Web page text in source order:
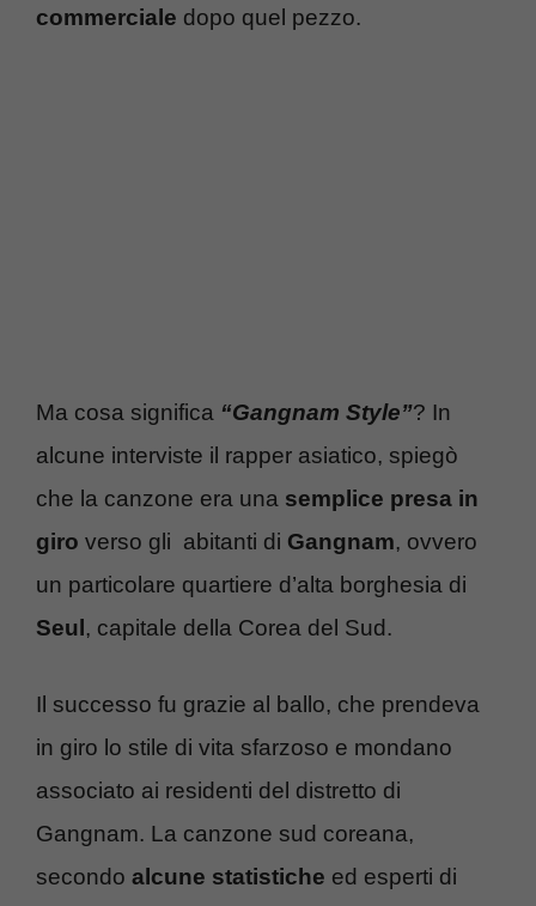
commerciale dopo quel pezzo.
Ma cosa significa “Gangnam Style”? In
alcune interviste il rapper asiatico, spiegò
che la canzone era una semplice presa in
giro verso gli abitanti di Gangnam, ovvero
un particolare quartiere d’alta borghesia di
Seul, capitale della Corea del Sud.
Il successo fu grazie al ballo, che prendeva
in giro lo stile di vita sfarzoso e mondano
associato ai residenti del distretto di
Gangnam. La canzone sud coreana,
secondo alcune statistiche ed esperti di